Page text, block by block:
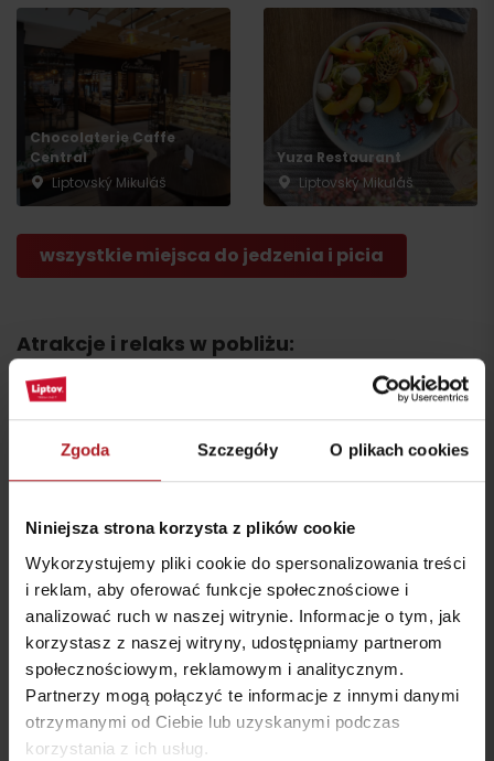
Zgoda Szczegóły O plikach cookies
Niniejsza strona korzysta z plików cookie
Wykorzystujemy pliki cookie do spersonalizowania treści
i reklam, aby oferować funkcje społecznościowe i
analizować ruch w naszej witrynie. Informacje o tym, jak
korzystasz z naszej witryny, udostępniamy partnerom
społecznościowym, reklamowym i analitycznym.
Partnerzy mogą połączyć te informacje z innymi danymi
otrzymanymi od Ciebie lub uzyskanymi podczas
korzystania z ich usług.
Chocolaterie Caffe
Central
Liptovský Mikuláš
Yuza Restaurant
Liptovský Mikuláš
wszystkie miejsca do jedzenia i picia
Atrakcje i relaks w pobliżu:
Games
room
Stacja benzynowa Green
Liptovský Mikuláš –
Ondrašová